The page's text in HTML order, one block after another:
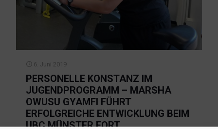
6. Juni 2019
PERSONELLE KONSTANZ IM
JUGENDPROGRAMM – MARSHA
OWUSU GYAMFI FÜHRT
ERFOLGREICHE ENTWICKLUNG BEIM
UBC MÜNSTER FORT